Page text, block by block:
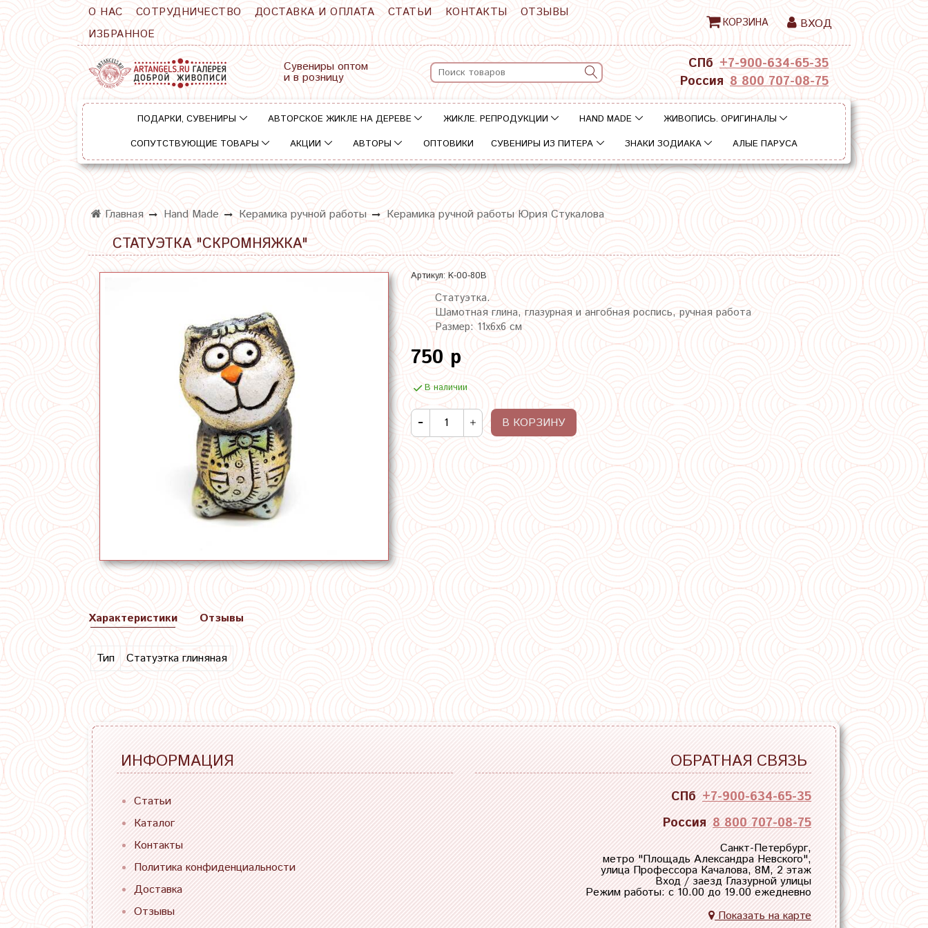
О НАС СОТРУДНИЧЕСТВО ДОСТАВКА И ОПЛАТА СТАТЬИ КОНТАКТЫ
ОТЗЫВЫ
ИЗБРАННОЕ
КОРЗИНА ВХОД
Сувениры оптом
и в розницу
СПб +7-900-634-65-35
Россия 8 800 707-08-75
ПОДАРКИ, СУВЕНИРЫ АВТОРСКОЕ ЖИКЛЕ НА ДЕРЕВЕ ЖИКЛЕ. РЕПРОДУКЦИИ HAND MADE
ЖИВОПИСЬ. ОРИГИНАЛЫ
СОПУТСТВУЮЩИЕ ТОВАРЫ
АКЦИИ АВТОРЫ ОПТОВИКИ СУВЕНИРЫ ИЗ ПИТЕРА ЗНАКИ ЗОДИАКА АЛЫЕ ПАРУСА
Главная Hand Made Керамика ручной работы Керамика ручной работы Юрия Стукалова
СТАТУЭТКА "СКРОМНЯЖКА"
Артикул: K-00-80B
Статуэтка.
Шамотная глина, глазурная и ангобная роспись, ручная работа
Размер: 11х6х6 см
750 р
В наличии
В КОРЗИНУ
Характеристики
Тип Статуэтка глиняная
Отзывы
ИНФОРМАЦИЯ
Статьи
Каталог
Контакты
Политика конфиденциальности
Доставка
Отзывы
ОБРАТНАЯ СВЯЗЬ
СПб +7-900-634-65-35
Россия 8 800 707-08-75
Санкт-Петербург,
метро "Площадь Александра Невского",
улица Профессора Качалова, 8М, 2 этаж
Вход / заезд Глазурной улицы
Режим работы: с 10.00 до 19.00 ежедневно
Показать на карте